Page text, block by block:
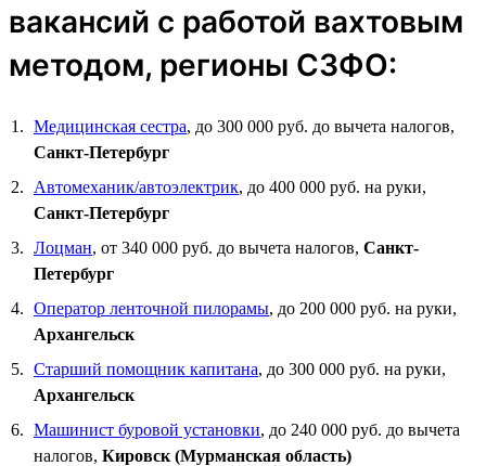
вакансий с работой вахтовым
методом, регионы СЗФО:
Медицинская сестра, до 300 000 руб. до вычета налогов,
Санкт-Петербург
Автомеханик/автоэлектрик, до 400 000 руб. на руки,
Санкт-Петербург
Лоцман, от 340 000 руб. до вычета налогов, Санкт-
Петербург
Оператор ленточной пилорамы, до 200 000 руб. на руки,
Архангельск
Старший помощник капитана, до 300 000 руб. на руки,
Архангельск
Машинист буровой установки, до 240 000 руб. до вычета
налогов, Кировск (Мурманская область)